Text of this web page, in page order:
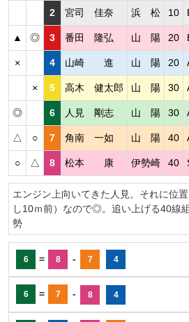
2 宮司 佳奈 浜 松 10
▲ ◎ 3 番田 隆弘 山 陽 20
× 4 山崎 進 山 陽 20
× 5 高木 健太郎 山 陽 30
◎ 6 人見 剛志 山 陽 30
△ ○ 7 角南 一如 山 陽 40
○ △ 8 松本 康 伊勢崎 40
エンジン上向いてきた人見。それに位
し10ｍ前）なので◎。追い上げる40線
勢
6 = 8 - 7 4
6 = 7 - 8 4